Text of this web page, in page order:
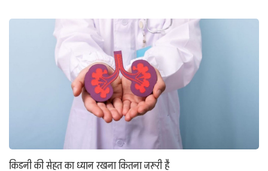
किडनी की सेहत का ध्यान रखना कितना जरूरी है